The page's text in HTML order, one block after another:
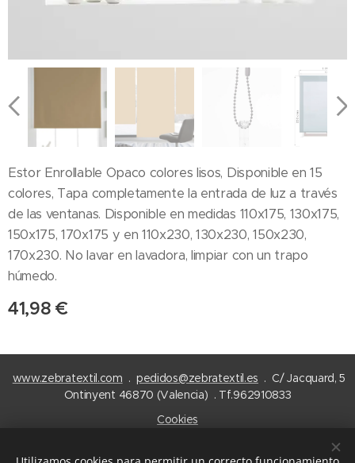
Estor Enrollable Opaco colores lisos, Disponible en 15
colores, Tapa completamente la entrada de luz a través
de las ventanas. Disponible en medidas 110x175, 130x175,
150x175, 170x175 y en 110x230, 130x230, 150x230,
170x230. No lavar en lavadora, limpiar con un trapo
húmedo.
41,98 €
www.zebratextil.com .pedidos@zebratextil.es . C/ Jacquard, 5
Ontinyent 46870 (Valencia) . Tf.962910833
Cookies